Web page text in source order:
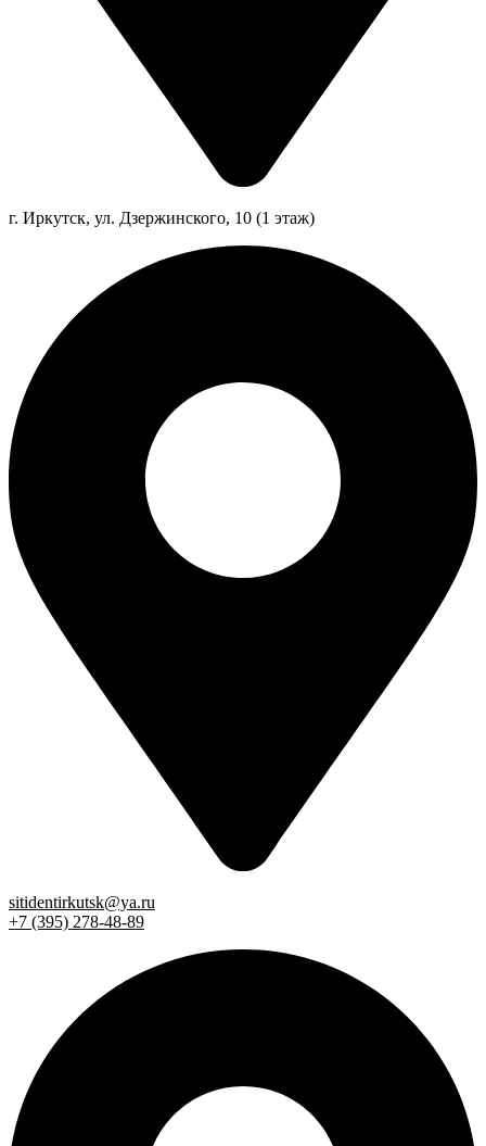
г. Иркутск, ул. Дзержинского, 10 (1 этаж)
sitidentirkutsk@ya.ru
+7 (395) 278-48-89